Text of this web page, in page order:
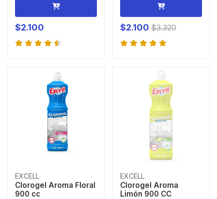
$2.100 $2.100 $3.320
EXCELL
Clorogel Aroma Floral
900 cc
EXCELL
Clorogel Aroma
Limón 900 CC